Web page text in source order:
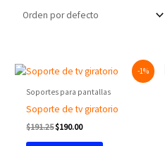
-1%
Soportes para pantallas
Soporte de tv giratorio
$191.25
Original
was:
$190.00
Current
price
is: